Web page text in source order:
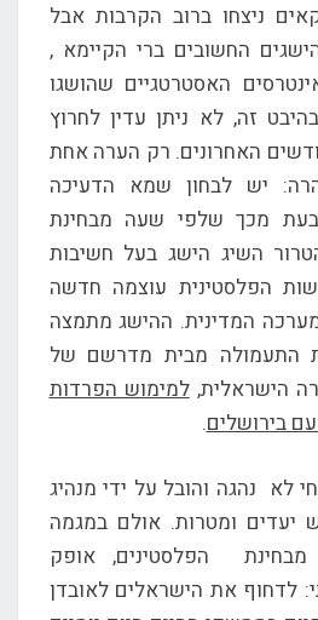
ניצחו ברוב הקרבות אבל
החשובים ברי הקיימא ,
האסטרטגיים שהושגו
זה, לא ניתן עדין לחרוץ
האחרונים. רק הערה אחת
יש לבחון שמא הדעיכה
מכך שלפי שעה מבחינת
השיג הישג בעל חשיבות
הפלסטינית עוצמה חדשה
המדינית. ההישג מתמצה
התעמולה מבית מדרשם של
הישראלית, למימוש הפרדות
בירושלים.
לא נהגה והובל על ידי מנהיג
יעדים ומטרות. אולם במגמה
הפלסטינים, אופק
לדחוף את הישראלים לאובדן